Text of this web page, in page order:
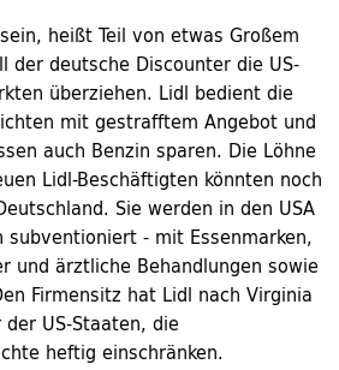
heißt Teil von etwas Großem
der deutsche Discounter die US-
überziehen. Lidl bedient die
mit gestrafftem Angebot und
auch Benzin sparen. Die Löhne
Lidl-Beschäftigten könnten noch
Sie werden in den USA
- mit Essenmarken,
und ärztliche Behandlungen sowie
Firmensitz hat Lidl nach Virginia
US-Staaten, die
heftig einschränken.